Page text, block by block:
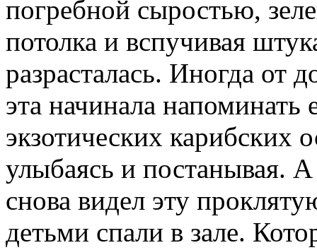
погребной сыростью,
потолка и вспучивая
разрасталась. Иногда от
эта начинала
экзотических карибских
улыбаясь и постанывая.
снова видел эту
детьми спали в зале.